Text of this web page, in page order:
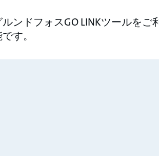
ンドフォスGO LINKツールをご
す。